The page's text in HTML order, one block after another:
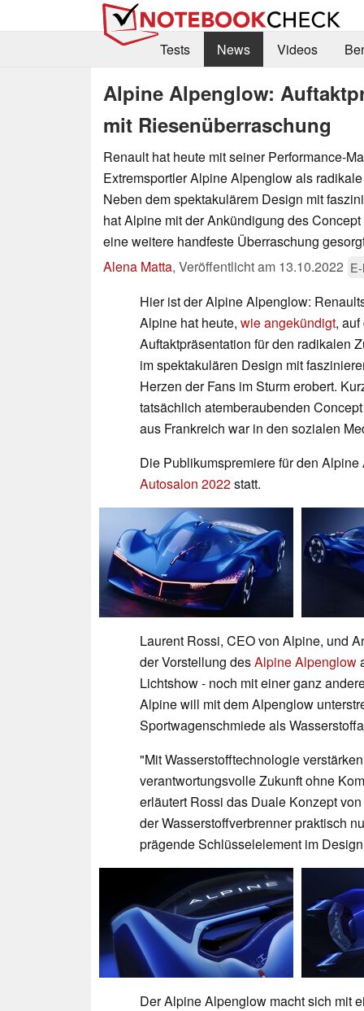
Tests
News Videos
Alpine Alpenglow:
mit Riesenüberraschung
Renault hat heute mit seiner Performance-
Extremsportler Alpine Alpenglow als
Neben dem spektakulärem Design mit
hat Alpine mit der Ankündigung des
eine weitere handfeste Überraschung
Alena Matta, Veröffentlicht am 13.10.2022
Hier ist der Alpine Alpenglow:
Alpine hat heute, wie angekündigt,
Auftaktpräsentation für den radikalen
im spektakulären Design mit
Herzen der Fans im Sturm erobert.
tatsächlich atemberaubenden
aus Frankreich war in den sozialen
Die Publikumspremiere für den
Autosalon 2022statt.
Laurent Rossi, CEO von Alpine, und
der Vorstellung desAlpine Alpenglow
Lichtshow - noch mit einer ganz
Alpine will mit dem Alpenglow
Sportwagenschmiede als
"Mit Wasserstofftechnologie
verantwortungsvolle Zukunft ohne
erläutert Rossi das Duale Konzept
der Wasserstoffverbrenner praktisch
prägende Schlüsselelement im
Der Alpine Alpenglow macht sich mit